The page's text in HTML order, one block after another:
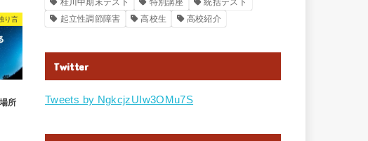
り言
所
桂川中期末テスト
特別講座
統括テスト
起立性調節障害
高校生 高校紹介
Twitter
Tweets by NgkcjzUIw3OMu7S